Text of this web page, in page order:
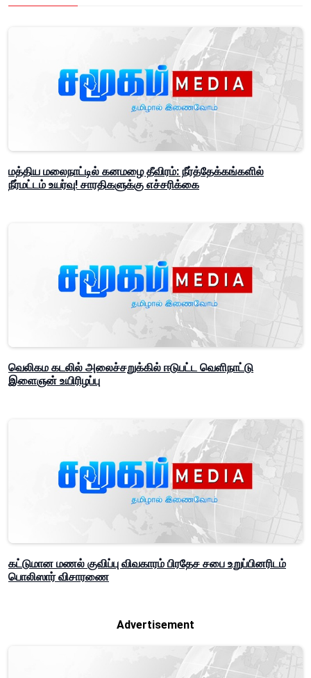
மத்திய மலைநாட்டில் கனமழை தீவிரம்: நீர்த்தேக்கங்களில்
நீர்மட்டம் உயர்வு! சாரதிகளுக்கு எச்சரிக்கை
வெலிகம கடலில் அலைச்சறுக்கில் ஈடுபட்ட வெளிநாட்டு
இளைஞன் உயிரிழப்பு
கட்டுமான மணல் குவிப்பு விவகாரம் பிரதேச சபை உறுப்பினரிடம்
பொலிஸார் விசாரணை
Advertisement